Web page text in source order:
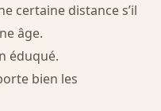
certaine distance s’il
âge.
éduqué.
bien les